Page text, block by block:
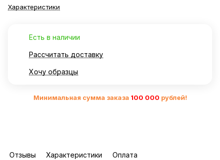
Характеристики
Есть в наличии
Рассчитать доставку
Хочу образцы
Минимальная сумма заказа 100 000 рублей!
Отзывы Характеристики Оплата